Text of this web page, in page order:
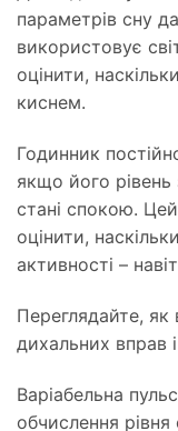
параметрів сну
використовує
оцінити,
киснем.
Годинник
якщо його
стані спокою.
оцінити,
активності –
Переглядайте,
дихальних вправ
Варіабельна
обчислення